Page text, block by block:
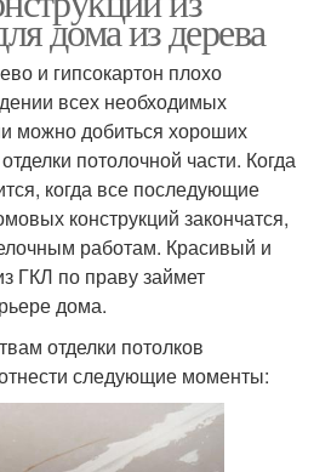
дома из дерева
и гипсокартон плохо
всех необходимых
можно добиться хороших
потолочной части. Когда
когда все последующие
конструкций закончатся,
работам. Красивый и
ГКЛ по праву займет
дома.
отделки потолков
следующие моменты: